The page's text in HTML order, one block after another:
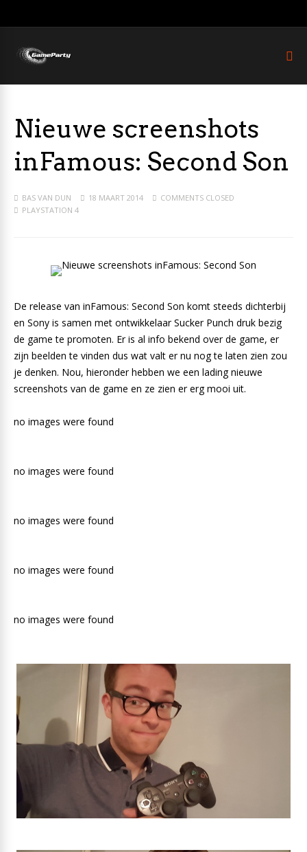
Nieuwe screenshots
inFamous: Second Son
BAS VAN DUN 18 MAART 2014
COMMENTS CLOSED
PLAYSTATION 4
De release van inFamous: Second Son komt steeds dichterbij
en Sony is samen met ontwikkelaar Sucker Punch druk bezig
de game te promoten. Er is al info bekend over de game, er
zijn beelden te vinden dus wat valt er nu nog te laten zien zou
je denken. Nou, hieronder hebben we een lading nieuwe
screenshots van de game en ze zien er erg mooi uit.
no images were found
no images were found
no images were found
no images were found
no images were found